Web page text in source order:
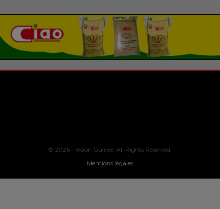
© 2026 - Vision Guinee. All Rights Reserved.
Mentions légales